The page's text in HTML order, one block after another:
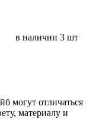
в наличии 3 шт
могут отличаться
материалу и